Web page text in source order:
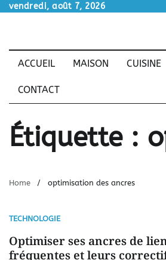
Skipvendredi, août 7, 2026
ACCUEIL
MAISON CUISINE
CONTACT
Étiquette :
Home optimisation des ancres
TECHNOLOGIE
Optimiser ses ancres de
fréquentes et leurs